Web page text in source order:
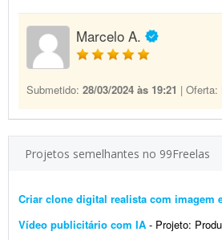
Marcelo A.
Submetido: 28/03/2024 às 19:21 | Oferta:
Projetos semelhantes no 99Freelas
Criar clone digital realista com imagem
Vídeo publicitário com IA - Projeto: Produção